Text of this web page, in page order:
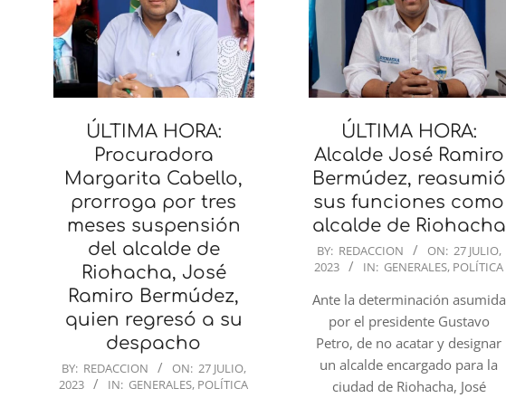
ÚLTIMA HORA:
Procuradora
Margarita Cabello,
prorroga por tres
meses suspensión
del alcalde de
Riohacha, José
Ramiro Bermúdez,
quien regresó a su
despacho
2023-
07-
BY: REDACCION ON: 27 JULIO,
2023
IN: GENERALES, POLÍTICA
ÚLTIMA HORA:
Alcalde José Ramiro
Bermúdez, reasumió
sus funciones como
alcalde de Riohacha
2023-
07-
27
BY: REDACCION ON: 27 JULIO,
2023
IN: GENERALES, POLÍTICA
Ante la determinación asumida
por el presidente Gustavo
Petro, de no acatar y designar
un alcalde encargado para la
ciudad de Riohacha, José